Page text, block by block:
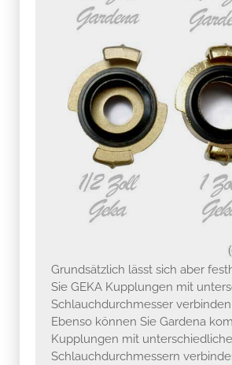
Grundsätzlich lässt sich aber
Sie GEKA Kupplungen mit
Schlauchdurchmesser
Ebenso können Sie Gardena
Kupplungen mit
Schlauchdurchmessern